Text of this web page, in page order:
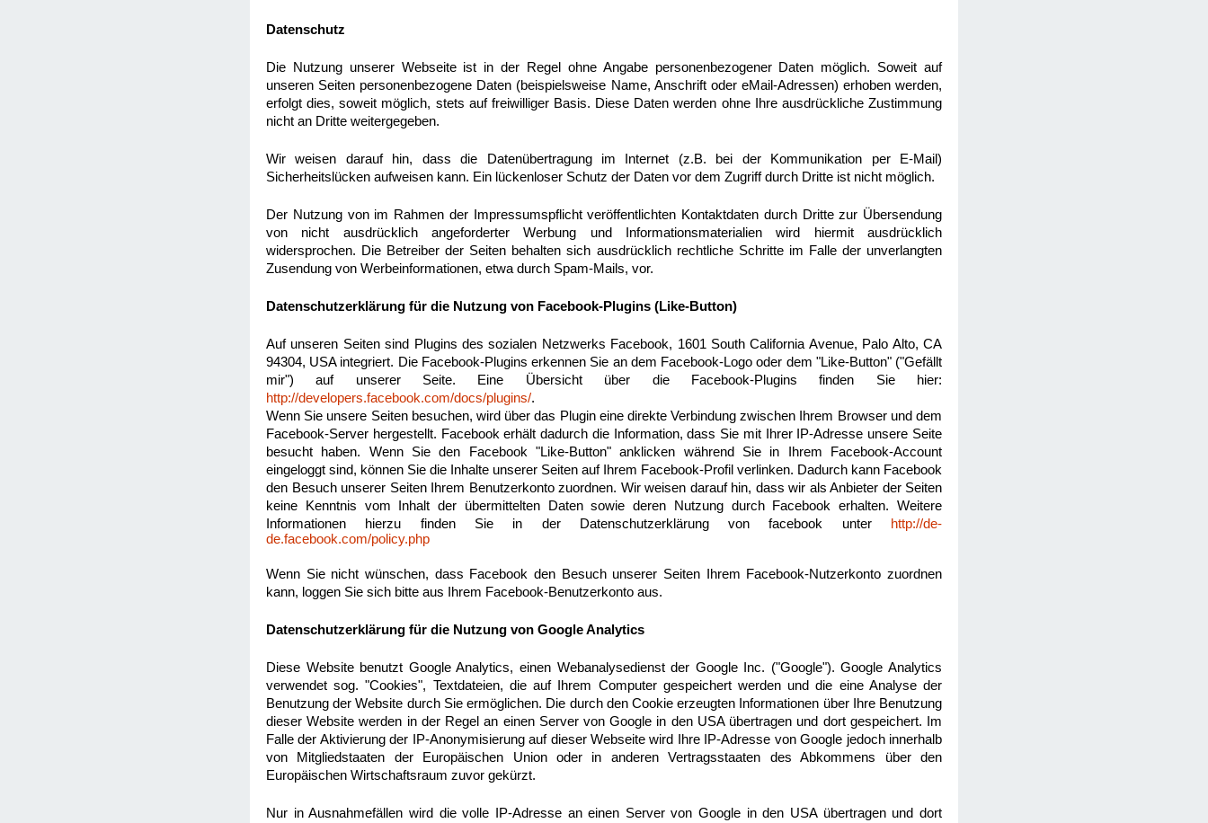
Datenschutz
Die Nutzung unserer Webseite ist in der Regel ohne Angabe personenbezogener Daten möglich. Soweit auf
unseren Seiten personenbezogene Daten (beispielsweise Name, Anschrift oder eMail-Adressen) erhoben werden,
erfolgt dies, soweit möglich, stets auf freiwilliger Basis. Diese Daten werden ohne Ihre ausdrückliche Zustimmung
nicht an Dritte weitergegeben.
Wir weisen darauf hin, dass die Datenübertragung im Internet (z.B. bei der Kommunikation per E-Mail)
Sicherheitslücken aufweisen kann. Ein lückenloser Schutz der Daten vor dem Zugriff durch Dritte ist nicht möglich.
Der Nutzung von im Rahmen der Impressumspflicht veröffentlichten Kontaktdaten durch Dritte zur Übersendung
von nicht ausdrücklich angeforderter Werbung und Informationsmaterialien wird hiermit ausdrücklich
widersprochen. Die Betreiber der Seiten behalten sich ausdrücklich rechtliche Schritte im Falle der unverlangten
Zusendung von Werbeinformationen, etwa durch Spam-Mails, vor.
Datenschutzerklärung für die Nutzung von Facebook-Plugins (Like-Button)
Auf unseren Seiten sind Plugins des sozialen Netzwerks Facebook, 1601 South California Avenue, Palo Alto, CA
94304, USA integriert. Die Facebook-Plugins erkennen Sie an dem Facebook-Logo oder dem "Like-Button" ("Gefällt
mir") auf unserer Seite. Eine Übersicht über die Facebook-Plugins finden Sie hier:
http://developers.facebook.com/docs/plugins/.
Wenn Sie unsere Seiten besuchen, wird über das Plugin eine direkte Verbindung zwischen Ihrem Browser und dem
Facebook-Server hergestellt. Facebook erhält dadurch die Information, dass Sie mit Ihrer IP-Adresse unsere Seite
besucht haben. Wenn Sie den Facebook "Like-Button" anklicken während Sie in Ihrem Facebook-Account
eingeloggt sind, können Sie die Inhalte unserer Seiten auf Ihrem Facebook-Profil verlinken. Dadurch kann Facebook
den Besuch unserer Seiten Ihrem Benutzerkonto zuordnen. Wir weisen darauf hin, dass wir als Anbieter der Seiten
keine Kenntnis vom Inhalt der übermittelten Daten sowie deren Nutzung durch Facebook erhalten. Weitere
Informationen hierzu finden Sie in der Datenschutzerklärung von facebook unter
http://de-
de.facebook.com/policy.php
Wenn Sie nicht wünschen, dass Facebook den Besuch unserer Seiten Ihrem Facebook-Nutzerkonto zuordnen
kann, loggen Sie sich bitte aus Ihrem Facebook-Benutzerkonto aus.
Datenschutzerklärung für die Nutzung von Google Analytics
Diese Website benutzt Google Analytics, einen Webanalysedienst der Google Inc. ("Google"). Google Analytics
verwendet sog. "Cookies", Textdateien, die auf Ihrem Computer gespeichert werden und die eine Analyse der
Benutzung der Website durch Sie ermöglichen. Die durch den Cookie erzeugten Informationen über Ihre Benutzung
dieser Website werden in der Regel an einen Server von Google in den USA übertragen und dort gespeichert. Im
Falle der Aktivierung der IP-Anonymisierung auf dieser Webseite wird Ihre IP-Adresse von Google jedoch innerhalb
von Mitgliedstaaten der Europäischen Union oder in anderen Vertragsstaaten des Abkommens über den
Europäischen Wirtschaftsraum zuvor gekürzt.
Nur in Ausnahmefällen wird die volle IP-Adresse an einen Server von Google in den USA übertragen und dort